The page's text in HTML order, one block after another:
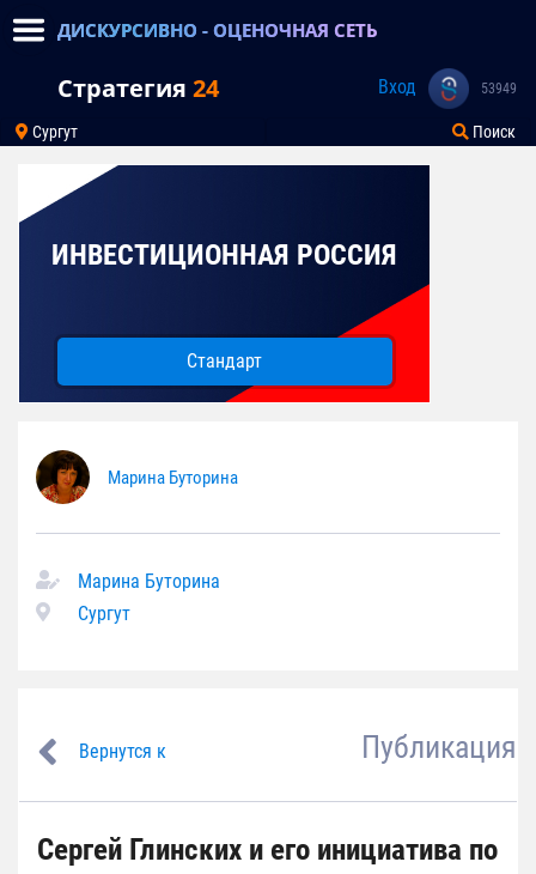
ДИСКУРСИВНО - ОЦЕНОЧНАЯ СЕТЬ
Стратегия 24 Вход 53949
Сургут Поиск
ИНВЕСТИЦИОННАЯ РОССИЯ
Стандарт
Марина Буторина
Марина Буторина
Сургут
Вернутся к Публикация
Сергей Глинских и его инициатива по